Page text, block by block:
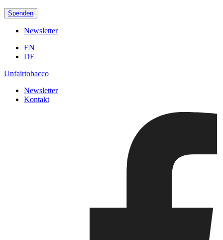
Spenden
Newsletter
EN
DE
Unfairtobacco
Newsletter
Kontakt